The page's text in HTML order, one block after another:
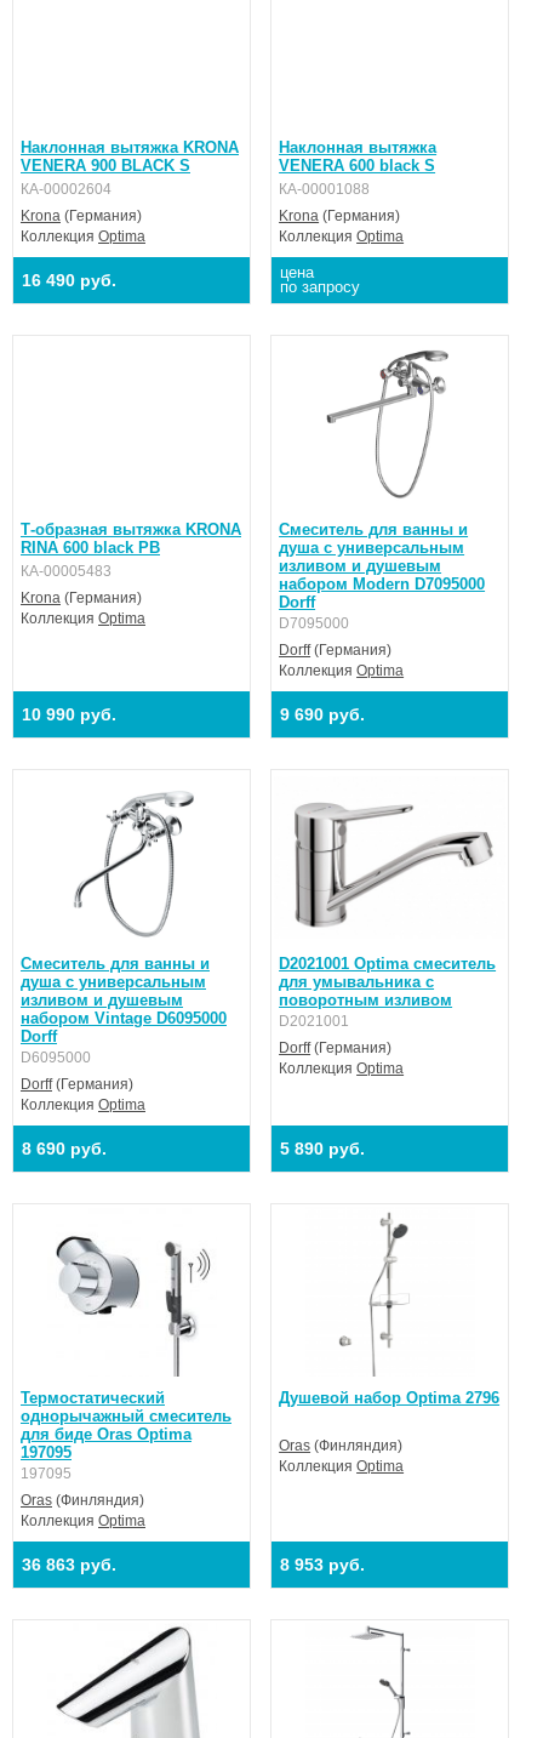
Наклонная вытяжка KRONA
VENERA 900 BLACK S
КА-00002604
Krona (Германия)
Коллекция Optima
16 490 руб.
Наклонная вытяжка
VENERA 600 black S
КА-00001088
Krona (Германия)
КоллекцияOptima
цена
по запросу
Т-образная вытяжка KRONA
RINA 600 black PB
КА-00005483
Krona (Германия)
Коллекция Optima
10 990 руб.
Смеситель для ванны и
душа с универсальным
изливом и душевым
набором Modern D7095000
Dorff
D7095000
Dorff(Германия)
КоллекцияOptima
9 690 руб.
Смеситель для ванны и
душа с универсальным
изливом и душевым
набором Vintage D6095000
Dorff
D6095000
Dorff(Германия)
Коллекция Optima
8 690 руб.
D2021001 Optima смеситель
для умывальника с
поворотным изливом
D2021001
Dorff(Германия)
КоллекцияOptima
5 890 руб.
Термостатический
однорычажный смеситель
для биде Oras Optima
197095
197095
Oras (Финляндия)
Коллекция Optima
36 863 руб.
Душевой набор Optima 2796
Oras (Финляндия)
КоллекцияOptima
8 953 руб.